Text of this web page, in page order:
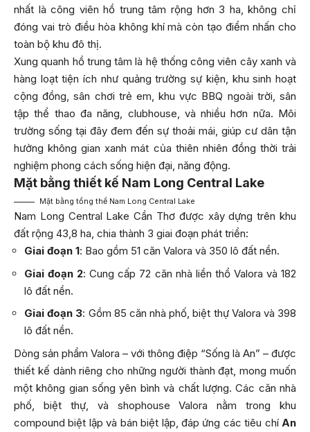
nhất là công viên hồ trung tâm rộng hơn 3 ha, không chỉ
đóng vai trò điều hòa không khí mà còn tạo điểm nhấn cho
toàn bộ khu đô thị.
Xung quanh hồ trung tâm là hệ thống công viên cây xanh và
hàng loạt tiện ích như quảng trường sự kiện, khu sinh hoạt
cộng đồng, sân chơi trẻ em, khu vực BBQ ngoài trời, sân
tập thể thao đa năng, clubhouse, và nhiều hơn nữa. Môi
trường sống tại đây đem đến sự thoải mái, giúp cư dân tận
hưởng không gian xanh mát của thiên nhiên đồng thời trải
nghiệm phong cách sống hiện đại, năng động.
Mặt bằng thiết kế Nam Long Central Lake
Mặt bằng tổng thể Nam Long Central Lake
Nam Long Central Lake Cần Thơ được xây dựng trên khu
đất rộng 43,8 ha, chia thành 3 giai đoạn phát triển:
Giai đoạn 1: Bao gồm 51 căn Valora và 350 lô đất nền.
Giai đoạn 2: Cung cấp 72 căn nhà liền thổ Valora và 182
lô đất nền.
Giai đoạn 3: Gồm 85 căn nhà phố, biệt thự Valora và 398
lô đất nền.
Dòng sản phẩm Valora – với thông điệp “Sống là An” – được
thiết kế dành riêng cho những người thành đạt, mong muốn
một không gian sống yên bình và chất lượng. Các căn nhà
phố, biệt thự, và shophouse Valora nằm trong khu
compound biệt lập và bán biệt lập, đáp ứng các tiêu chí An